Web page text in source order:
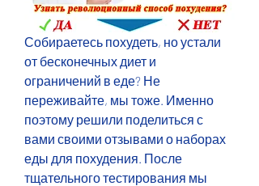
Собираетесь похудеть, но устали
от бесконечных диет и
ограничений в еде? Не
переживайте, мы тоже. Именно
поэтому решили поделиться с
вами своими отзывами о наборах
еды для похудения. После
тщательного тестирования мы